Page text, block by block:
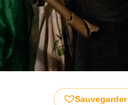
Sauvegarder